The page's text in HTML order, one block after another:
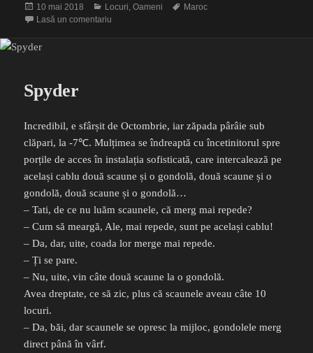
Publicat
pe
10 mai 2018 Categorii
Locuri,Oameni Etichete
Maroc
Lasă un comentariu
Spyder
Incredibil, e sfârșit de Octombrie, iar zăpada pârâie sub
clăpari, la -7℃. Mulțimea se îndreaptă cu încetinitorul spre
porțile de acces în instalația sofisticată, care intercalează pe
același cablu două scaune și o gondolă, două scaune și o
gondolă, două scaune și o gondolă…
– Tati, de ce nu luăm scaunele, că merg mai repede?
– Cum să meargă, Ale, mai repede, sunt pe același cablu!
– Da, dar, uite, coada lor merge mai repede.
– Ți se pare.
– Nu, uite, vin câte două scaune la o gondolă.
Avea dreptate, ce să zic, plus că scaunele aveau câte 10
locuri.
– Da, băi, dar scaunele se opresc la mijloc, gondolele merg
direct până în vârf.